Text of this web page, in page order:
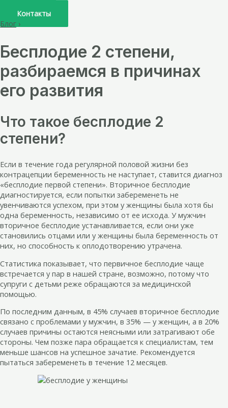
Контакты
Блог ›
Бесплодие 2 степени,
разбираемся в причинах
его развития
Что такое бесплодие 2
степени?
Если в течение года регулярной половой жизни без
контрацепции беременность не наступает, ставится диагноз
«бесплодие первой степени». Вторичное бесплодие
диагностируется, если попытки забеременеть не
увенчиваются успехом, при этом у женщины была хотя бы
одна беременность, независимо от ее исхода. У мужчин
вторичное бесплодие устанавливается, если они уже
становились отцами или у женщины была беременность от
них, но способность к оплодотворению утрачена.
Статистика показывает, что первичное бесплодие чаще
встречается у пар в нашей стране, возможно, потому что
супруги с детьми реже обращаются за медицинской
помощью.
По последним данным, в 45% случаев вторичное бесплодие
связано с проблемами у мужчин, в 35% — у женщин, а в 20%
случаев причины остаются неясными или затрагивают обе
стороны. Чем позже пара обращается к специалистам, тем
меньше шансов на успешное зачатие. Рекомендуется
пытаться забеременеть в течение 12 месяцев.